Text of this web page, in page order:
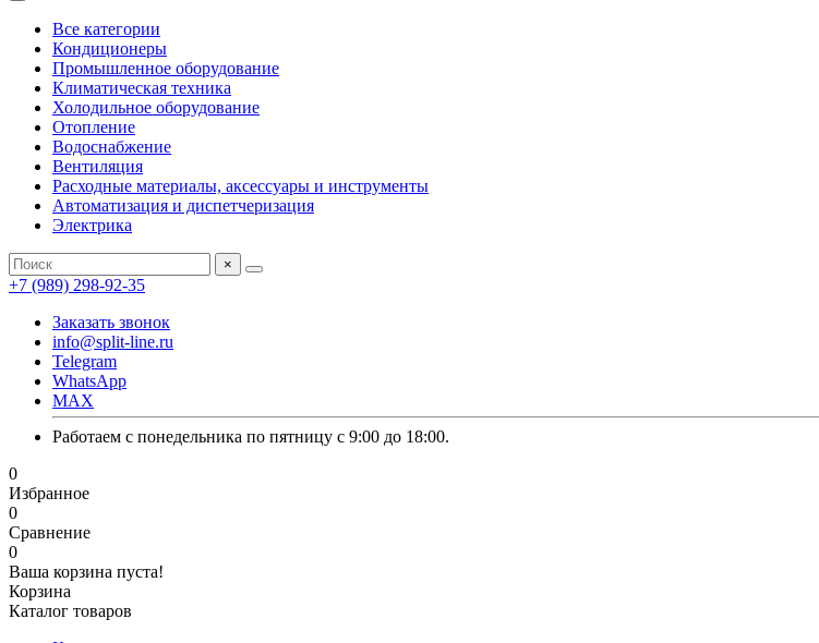
Все категории
Кондиционеры
Промышленное оборудование
Климатическая техника
Холодильное оборудование
Отопление
Водоснабжение
Вентиляция
Расходные материалы, аксессуары и инструменты
Автоматизация и диспетчеризация
Электрика
×
+7 (989) 298-92-35
Заказать звонок
info@split-line.ru
Telegram
WhatsApp
MAX
Работаем с понедельника по пятницу с 9:00 до 18:00.
0
Избранное
0
Сравнение
0
Ваша корзина пуста!
Корзина
Каталог товаров